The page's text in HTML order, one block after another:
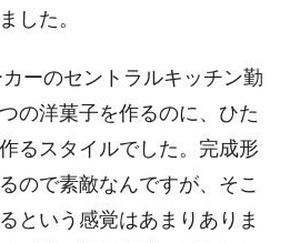
した。
ーのセントラルキッチン勤
の洋菓子を作るのに、ひた
るスタイルでした。完成形
ので素敵なんですが、そこ
という感覚はあまりありま